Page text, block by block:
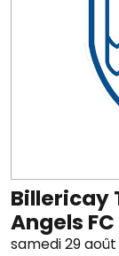
Billericay
Angels FC
samedi 29